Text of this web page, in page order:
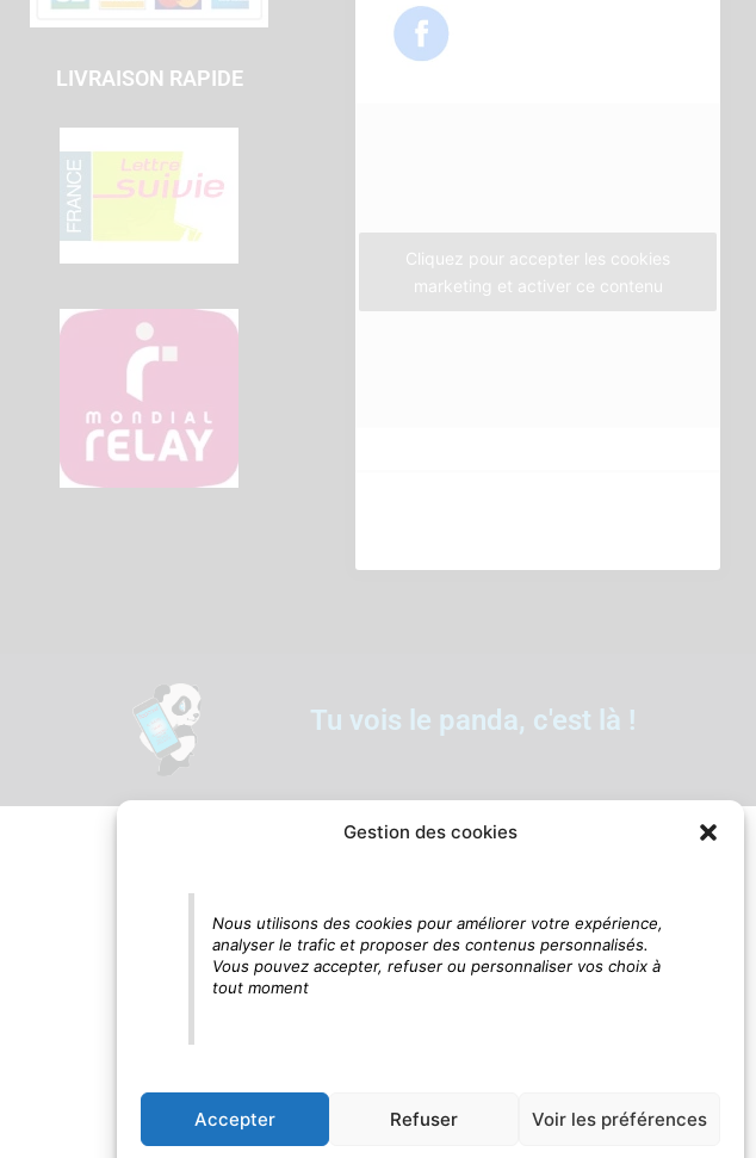
Gestion des cookies
Nous utilisons des cookies pour améliorer votre expérience,
analyser le trafic et proposer des contenus personnalisés.
Vous pouvez accepter, refuser ou personnaliser vos choix à
tout moment
Accepter Refuser Voir les préférences
LIVRAISON RAPIDE
e
m
Cliquez pour accepter les cookies
marketing et activer ce contenu
Tu vois le panda, c'est là !